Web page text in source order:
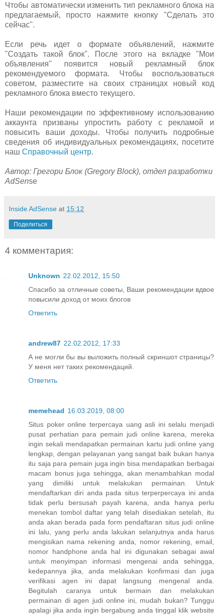
Чтобы автоматически изменить тип рекламного блока на
предлагаемый, просто нажмите кнопку "Сделать это
сейчас".
Если речь идет о формате объявлений, нажмите
"Создать такой блок". После этого на вкладке "Мои
объявления" появится новый рекламный блок
рекомендуемого формата. Чтобы воспользоваться
советом, разместите на своих страницах новый код
рекламного блока вместо текущего.
Наши рекомендации по эффективному использованию
аккаунта призваны упростить работу с рекламой и
повысить ваши доходы. Чтобы получить подробные
сведения об индивидуальных рекомендациях, посетите
наш Справочный центр.
Автор: Грегори Блок (Gregory Block), отдел разработки
AdSense
Inside AdSense at 15:12
Поделиться
4 комментария:
Unknown 22.02.2012, 15:50
Спасибо за отличные советы, Ваши рекомендации вдвое
повысили доход от моих блогов
Ответить
andrew87 22.02.2012, 17:33
А не могли бы вы выложить полный скриншот страницы?
У меня нет таких рекомендаций.
Ответить
memehead 16.03.2019, 08:00
Situs poker online terpercaya uang asli ini selalu menjadi
pusat perhatian para pemain judi online karena, mereka
ingin sekali mendapatkan permainan kartu judi online yang
lengkap, dengan pelayanan yang sangat baik bukan hanya
itu saja para pemain juga ingin bisa mendapatkan berbagai
macam bonus juga sehingga, akan menambahkan modal
yang dimiliki untuk melakukan permainan. Untuk
mendaftarkan diri anda pada situs terperpercaya ini anda
tidak perlu bersusah payah karena, anda hanya perlu
menekan tombol daftar yang telah disediakan setelah, itu
anda akan berada pada form pendaftaran situs judi online
ini lalu, yang perlu anda lakukan selanjutnya anda harus
mengisikan nama rekening anda, nomor rekening, email,
nomor handphone anda hal ini digunakan sebagai awal
untuk menyimpan informasi mengenai anda sehingga,
kedepannya jika, anda melakukan konfirmasi dan juga
verifikasi agen ini dapat langsung mengenal anda.
Begitulah caranya untuk bermain dan melakukan
permainan di agen judi online ini, mudah bukan? Tunggu
apalagi jika anda ingin bergabung anda tinggal klik website